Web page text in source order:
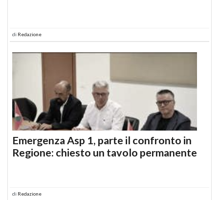
di Redazione
Emergenza Asp 1, parte il confronto in
Regione: chiesto un tavolo permanente
di Redazione